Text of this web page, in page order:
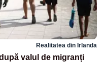
Realitatea din Irlanda
valul de migranți